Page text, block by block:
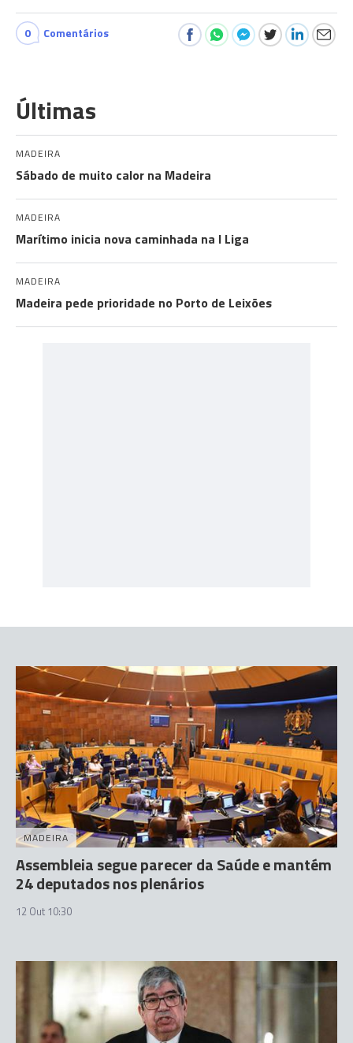
0 Comentários
Últimas
MADEIRA
Sábado de muito calor na Madeira
MADEIRA
Marítimo inicia nova caminhada na I Liga
MADEIRA
Madeira pede prioridade no Porto de Leixões
MADEIRA
Assembleia segue parecer da Saúde e mantém
24 deputados nos plenários
12 Out 10:30